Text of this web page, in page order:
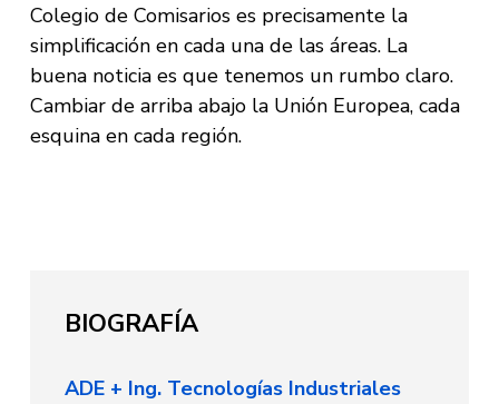
Colegio de Comisarios es precisamente la
simplificación en cada una de las áreas. La
buena noticia es que tenemos un rumbo claro.
Cambiar de arriba abajo la Unión Europea, cada
esquina en cada región.
BIOGRAFÍA
ADE + Ing. Tecnologías Industriales